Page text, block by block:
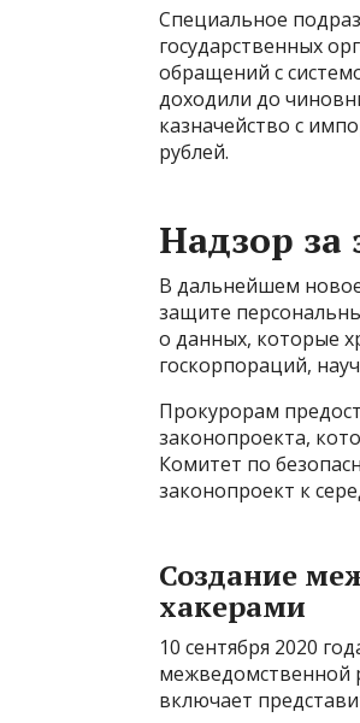
Специальное
государственных
обращений с
доходили до
казначейство с
рублей.
Надзор
В дальнейшем
защите
о данных, которые
госкорпораций,
Прокурорам
законопроекта,
Комитет по
законопроект к
Создание
хакерами
10 сентября 2020
межведомственной
включает